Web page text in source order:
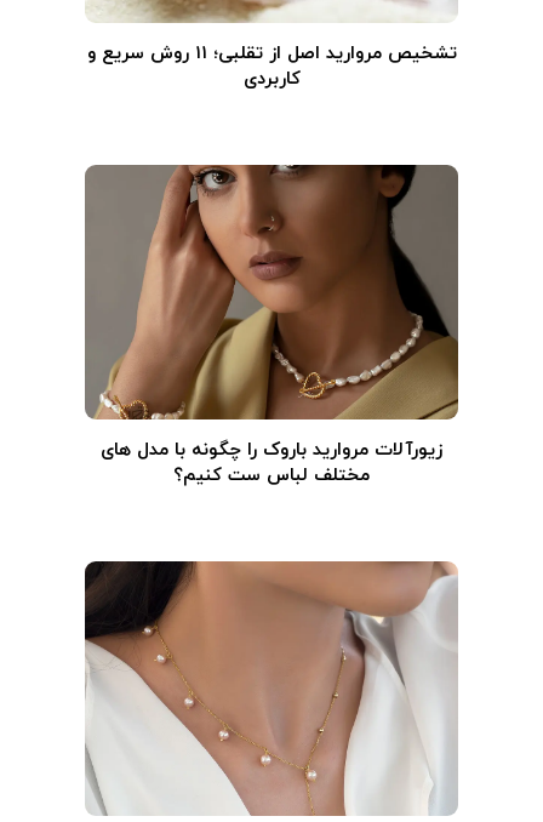
تشخیص مروارید اصل از تقلبی؛ ۱۱ روش سریع و
کاربردی
زیورآلات مروارید باروک را چگونه با مدل های
مختلف لباس ست کنیم؟